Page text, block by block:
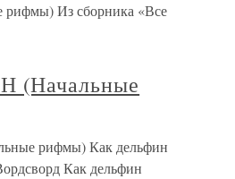
Из сборника «Все
рифмы) Как дельфин
Как дельфин